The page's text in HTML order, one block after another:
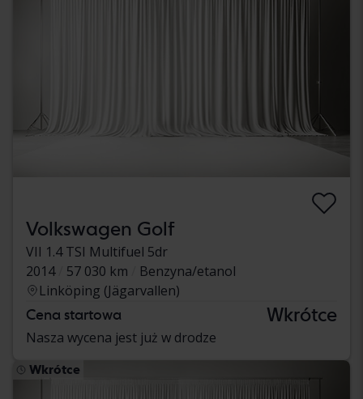
Volkswagen Golf
VII 1.4 TSI Multifuel 5dr
2014
57 030 km
Benzyna/etanol
Linköping (Jägarvallen)
Cena startowa Wkrótce
Nasza wycena jest już w drodze
Wkrótce